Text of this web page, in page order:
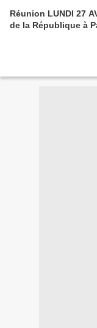
Réunion LUNDI 27
de la République à